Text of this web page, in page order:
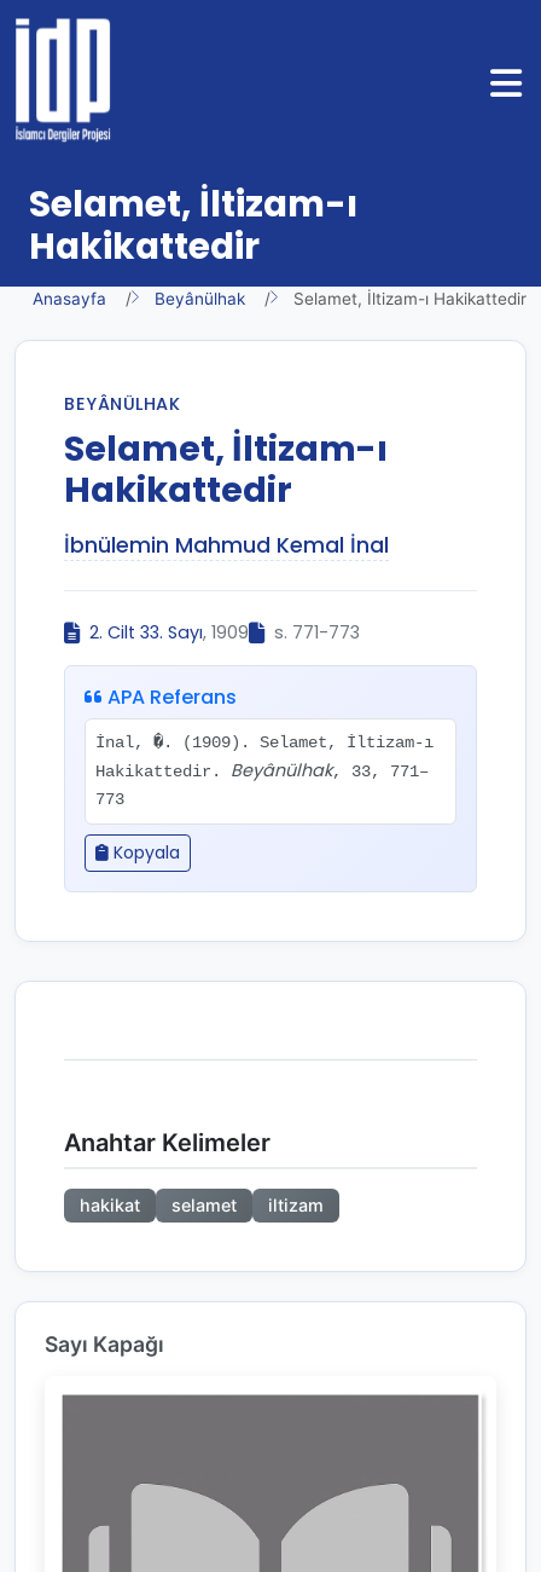
Selamet, İltizam-ı
Hakikattedir
Anasayfa Beyânülhak Selamet, İltizam-ı Hakikattedir
BEYÂNÜLHAK
Selamet, İltizam-ı
Hakikattedir
İbnülemin Mahmud Kemal İnal
2. Cilt 33. Sayı, 1909 s. 771-773
APA Referans
İnal, �. (1909). Selamet, İltizam-ı
Hakikattedir. Beyânülhak, 33, 771–
773
Kopyala
Anahtar Kelimeler
hakikat selamet iltizam
Sayı Kapağı